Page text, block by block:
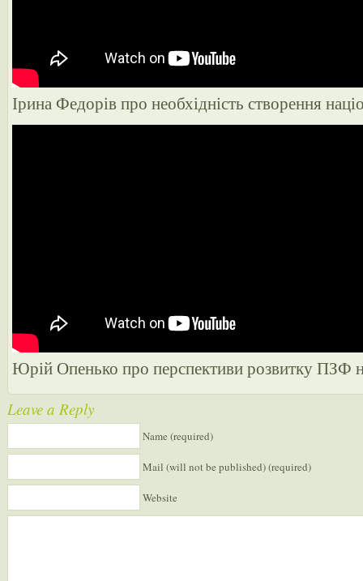
Ірина Федорів про необхідність створення
Юрій Опенько про перспективи розвитку ПЗФ
Leave a Reply
Name (required)
Mail (will not be published) (required)
Website